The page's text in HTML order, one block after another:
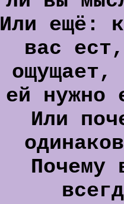
Или ещё:
вас
ощущает,
ей нужно
Или
Почему